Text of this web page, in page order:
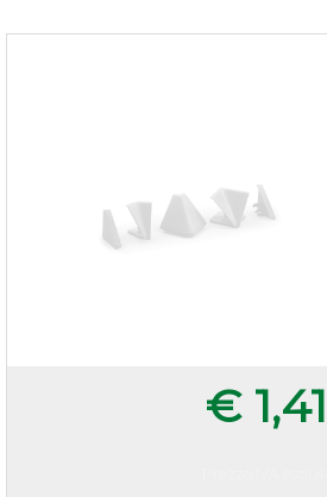
€ 1,41